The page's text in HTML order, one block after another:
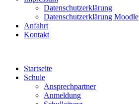
Datenschutzerklärung
Datenschutzerklärung Moodle
Anfahrt
Kontakt
Startseite
Schule
Ansprechpartner
Anmeldung